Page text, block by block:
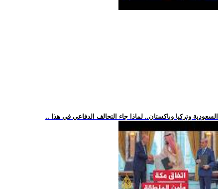
.. السعودية وتركيا وباكستان.. لماذا جاء التحالف الدفاعي في هذا